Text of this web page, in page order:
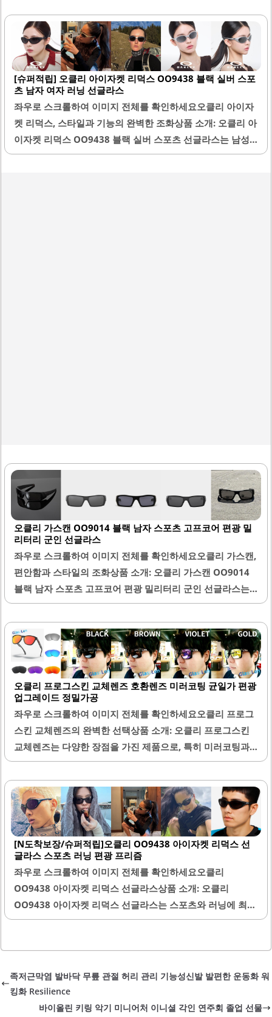
호환되어 유격 없이 안정적으로 장착됩니다. 제품은 고품질
의 편광 렌즈로, 눈부심을 효과적으로 차단하여 시야를 선명
하게 유지합니다.또한, 다양한 색상 옵션이 제공되어 개인의
취향에 맞게 선택할 수 있습니다. 설치 과정은 동영상 설명을
통해 쉽게 진행할 수 있으며, 초보자도 무리 없이 렌즈를 교체
할 수 있습니다. 이 렌즈는 정품 렌즈와 유사한 색상과 기능을
제공하여 가성비가 뛰어납니다.견고한 구조로 제작되어 내구
성이 높으며, 오랜 사용에도 성능이 유지됩니다. 제품 포장 상
태가 우수하여 배송 후에도 안전하게 받을 수 있습니다...
[슈퍼적립] 오클리 아이자켓 리덕스 OO9438 블랙 실버 스포
츠 남자 여자 러닝 선글라스
좌우로 스크롤하여 이미지 전체를 확인하세요오클리 아이자
켓 리덕스, 스타일과 기능의 완벽한 조화상품 소개: 오클리 아
이자켓 리덕스 OO9438 블랙 실버 스포츠 선글라스는 남성
과 여성 모두에게 적합한 디자인으로, 다양한 스포츠 활동에
오클리 가스캔 OO9014 블랙 남자 스포츠 고프코어 편광 밀
리터리 군인 선글라스
좌우로 스크롤하여 이미지 전체를 확인하세요오클리 가스캔,
편안함과 스타일의 조화상품 소개: 오클리 가스캔 OO9014
블랙 남자 스포츠 고프코어 편광 밀리터리 군인 선글라스는
다양한 장점을 가진 제품입니다. 이 선글라스는 편광 렌즈를
사용하여 햇빛 아래에서도 선명한 시야를 제공합니다. 특히
야외 활동이나 스포츠를 즐기는 분들에게 적합하며, 어두운
실내에서도 색의 차이를 잘 구분할 수 있는 특성을 가지고 있
습니다.또한, 옆면이 평편하고 얇아 방탄 헬멧이나 헤드셋과
의 중첩 시에도 불편함이 없습니다. 이 제품은 가격이 저렴하
여 가성비가 뛰어나며, 오클리 브랜드의 신뢰성을 바탕으로
높은 품질을 자랑합니다. 착용감이 우수하여 장시간 착용해
도 불편함이 적고, 코 눌림이나 귀의 압박이 없습니다.디자인
은 남성적인 느낌을 주며, 다양한 복장에 잘 어울립니다. 가벼
오클리 프로그스킨 교체렌즈 호환렌즈 미러코팅 균일가 편광
업그레이드 정밀가공
좌우로 스크롤하여 이미지 전체를 확인하세요오클리 프로그
스킨 교체렌즈의 완벽한 선택상품 소개: 오클리 프로그스킨
교체렌즈는 다양한 장점을 가진 제품으로, 특히 미러코팅과
편광 기능이 탑재되어 있어 시각적 편안함을 제공합니다. 이
렌즈는 정밀 가공으로 제작되어 높은 품질을 자랑하며, 오클
리 프로그스킨 프레임과 완벽하게 호환됩니다. 렌즈의 편광
기능은 눈부심을 줄여주어 야외 활동 시 더욱 쾌적한 시야를
제공합니다.또한, 미러코팅 처리로 인해 스타일리시한 외관
을 유지할 수 있습니다. 이 제품은 가격 대비 우수한 성능을
제공하여 경제적인 선택이 될 수 있습니다. 배송이 빠르며, 사
은품으로 제공되는 다양한 아이템은 고객에게 추가적인 만족
감을 줍니다.렌즈 교체가 간편하게 이루어져 사용자가 손쉽
게 기존 렌즈를 교체할 수 있도록 설계되었습니다. 이 렌즈는
[N도착보장/슈퍼적립]오클리 OO9438 아이자켓 리덕스 선
글라스 스포츠 러닝 편광 프리즘
좌우로 스크롤하여 이미지 전체를 확인하세요오클리
OO9438 아이자켓 리덕스 선글라스상품 소개: 오클리
OO9438 아이자켓 리덕스 선글라스는 스포츠와 러닝에 최적
화된 제품으로, 편광 프리즘 렌즈를 채택하여 뛰어난 시야를
여 장시간 착용해도 부담이 없습니다. 다양한 얼굴형에 잘 어
울리는 디자인으로, 남녀 모두에게 적합한 스타일을 자랑합
니다.또한, 안경을 착용하지 않을 때는 머리띠로 활용할 수 있
어 실용성이 높습니다. 제품은 최근 제조된 것으로, 품질이 보
족저근막염 발바닥 무릎 관절 허리 관리 기능성신발 발편한 운동화 워
킹화 Resilience
바이올린 키링 악기 미니어처 이니셜 각인 연주회 졸업 선물